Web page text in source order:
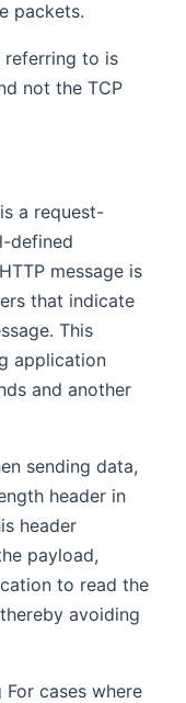
packets.
referring to is
not the TCP
a request-
defined
message is
that indicate
This
application
and another
sending data,
header in
header
payload,
to read the
avoiding
For cases where